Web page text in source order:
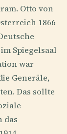
Otto von
1866
Spiegelsaal
war
Generäle,
Das sollte
das